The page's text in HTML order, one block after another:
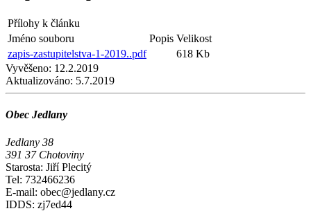
Přílohy k článku
Jméno souboru
Popis Velikost
zapis-zastupitelstva-1-2019..pdf
618 Kb
Vyvěšeno: 12.2.2019
Aktualizováno: 5.7.2019
Obec Jedlany
Jedlany 38
391 37 Chotoviny
Starosta: Jiří Plecitý
Tel: 732466236
E-mail: obec@jedlany.cz
IDDS: zj7ed44